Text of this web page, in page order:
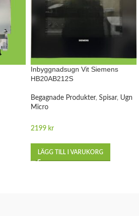
Inbyggnadsugn Vit Siemens
HB20AB212S
Begagnade Produkter, Spisar, Ugn
Micro
2199 kr
LÄGG TILL I VARUKORG